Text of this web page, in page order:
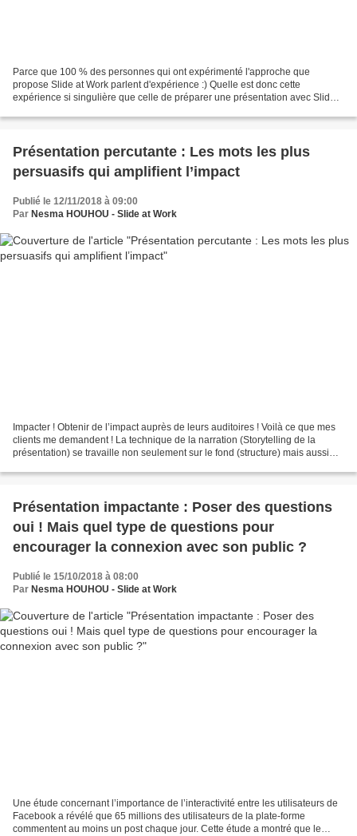
Parce que 100 % des personnes qui ont expérimenté l'approche que
propose Slide at Work parlent d'expérience :) Quelle est donc cette
expérience si singulière que celle de préparer une présentation avec Slide
Présentation percutante : Les mots les plus
persuasifs qui amplifient l’impact
Publié le 12/11/2018 à 09:00
Par Nesma HOUHOU - Slide at Work
Impacter ! Obtenir de l’impact auprès de leurs auditoires ! Voilà ce que mes
clients me demandent ! La technique de la narration (Storytelling de la
présentation) se travaille non seulement sur le fond (structure) mais aussi
Présentation impactante : Poser des questions
oui ! Mais quel type de questions pour
encourager la connexion avec son public ?
Publié le 15/10/2018 à 08:00
Par Nesma HOUHOU - Slide at Work
Une étude concernant l’importance de l’interactivité entre les utilisateurs de
Facebook a révélé que 65 millions des utilisateurs de la plate-forme
commentent au moins un post chaque jour. Cette étude a montré que le